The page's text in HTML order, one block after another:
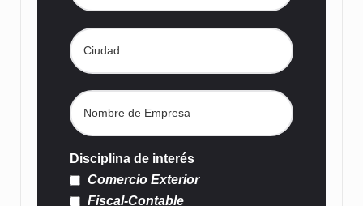
Disciplina de interés
Comercio Exterior
Fiscal-Contable